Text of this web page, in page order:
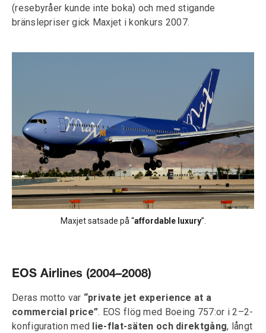
(resebyråer kunde inte boka) och med stigande
bränslepriser gick Maxjet i konkurs 2007.
Maxjet satsade på “affordable luxury”.
EOS Airlines (2004–2008)
Deras motto var “private jet experience at a
commercial price”. EOS flög med Boeing 757:or i 2–2-
konfiguration med
lie-flat-säten och direktgång, långt